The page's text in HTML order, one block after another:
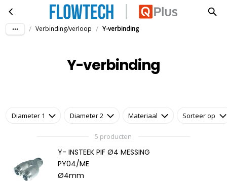
Ga naar hoofdinhoud Y-verbinding
/ Verbinding/verloop / Y-verbinding
Y-verbinding
Diameter 1 Diameter 2 Materiaal Sorteer op
5 producten
Y- INSTEEK PIF Ø4 MESSING
PY04/ME
Ø4mm